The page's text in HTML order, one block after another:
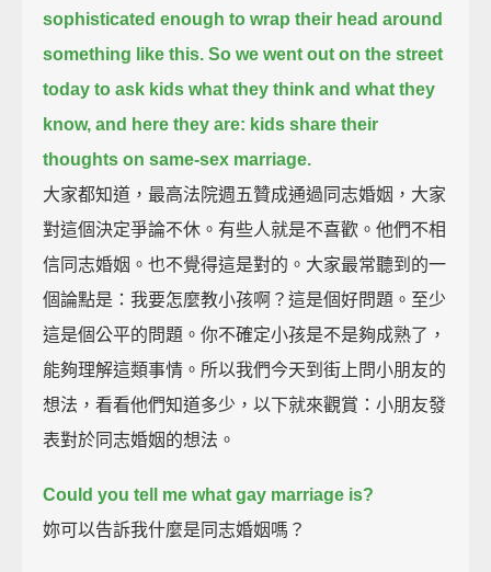
sophisticated enough to wrap their head around
something like this. So we went out on the street
today to ask kids what they think and what they
know, and here they are: kids share their
thoughts on same-sex marriage.
大家都知道，最高法院週五贊成通過同志婚姻，大家
對這個決定爭論不休。有些人就是不喜歡。他們不相
信同志婚姻。也不覺得這是對的。大家最常聽到的一
個論點是：我要怎麼教小孩啊？這是個好問題。至少
這是個公平的問題。你不確定小孩是不是夠成熟了，
能夠理解這類事情。所以我們今天到街上問小朋友的
想法，看看他們知道多少，以下就來觀賞：小朋友發
表對於同志婚姻的想法。
Could you tell me what gay marriage is?
妳可以告訴我什麼是同志婚姻嗎？